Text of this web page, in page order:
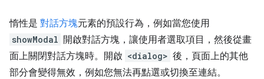
惰性是 對話方塊元素的預設行為，例如當您使用
showModal 開啟對話方塊，讓使用者選取項目，然後從畫
面上關閉對話方塊時。開啟 <dialog> 後，頁面上的其他
部分會變得無效，例如您無法再點選或切換至連結。